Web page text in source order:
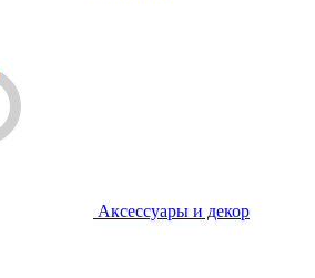
Аксессуары и декор